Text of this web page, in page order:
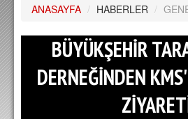
PUAN DURUMU
FİKSTÜR
A TAKIM KADROSU
ANASAYFA / HABERLER /
BÜYÜKŞEHİR
DERNEĞİNDEN